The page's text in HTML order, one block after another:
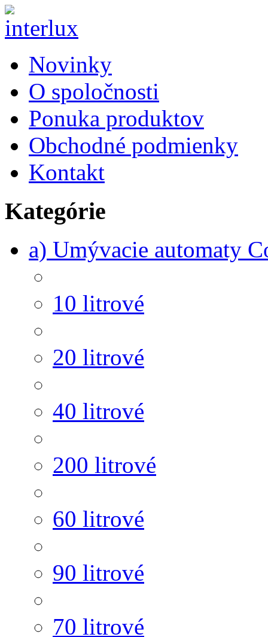
Novinky
O spoločnosti
Ponuka produktov
Obchodné podmienky
Kontakt
Kategórie
a) Umývacie automaty
10 litrové
20 litrové
40 litrové
200 litrové
60 litrové
90 litrové
70 litrové